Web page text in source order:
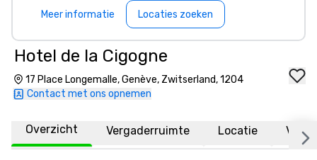
Meer informatie Locaties zoeken
Hotel de la Cigogne
17 Place Longemalle, Genève, Zwitserland, 1204
Contact met ons opnemen
Overzicht Vergaderruimte Locatie